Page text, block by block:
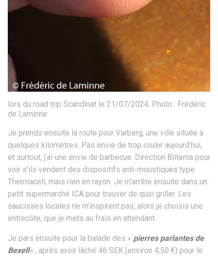
lors du road trip Scandinat le 21/07/2024. Photo : Frédéric
de Laminne
Je prends ensuite la route pour Varberg, une ville située à
quelques kilomètres. Pas envie de trop rouler aujourd’hui,
et surtout, j’ai une envie de barbecue. Direction Biltema pour
voir s’ils vendent des dispositifs anti-moustiques type
Thermacell, mais rien en rayon. Je m’arrête ensuite dans un
petit supermarché ICA pour trouver de quoi griller. Les
saucisses locales ne m’inspirent pas, alors je choisis une
entrecôte, que je mets au frais en attendant.
Je pars ensuite pour la balade des « pierres parlantes de
Bexell« , après avoir lâché 46 SEK (environ 4,50 €) pour le